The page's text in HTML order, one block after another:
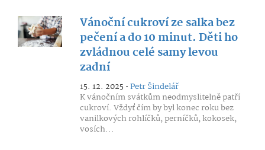
Vánoční cukroví ze salka bez
pečení a do 10 minut. Děti ho
zvládnou celé samy levou
zadní
15. 12. 2025 •Petr Šindelář
K vánočním svátkům neodmyslitelně patří
cukroví. Vždyť čím by byl konec roku bez
vanilkových rohlíčků, perníčků, kokosek,
vosích...